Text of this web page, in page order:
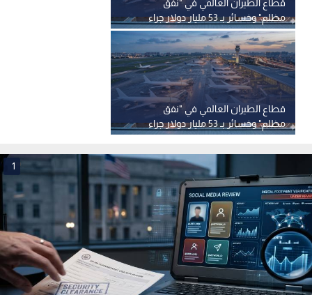
قطاع الطيران العالمي في "نفق
مظلم" وخسائر بـ 53 مليار دولار جراء
الحرب
قطاع الطيران العالمي في "نفق
مظلم" وخسائر بـ 53 مليار دولار جراء
الحرب
1